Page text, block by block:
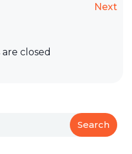
Next
closed
Search